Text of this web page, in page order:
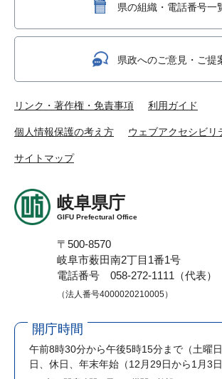
県の組織・電話番号一
県政へのご意見・ご提
リンク・著作権・免責事項 利用ガイド
個人情報保護の考え方 ウェブアクセシビリ
サイトマップ
岐阜県庁
GIFU Prefectural Office
〒500-8570
岐阜市薮田南2丁目1番1号
電話番号 058-272-1111（代表）
（法人番号4000020210005）
開庁時間
午前8時30分から午後5時15分まで （土曜
日、休日、年末年始（12月29日から1月3日